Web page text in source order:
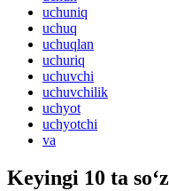
uchuniq
uchuq
uchuqlan
uchuriq
uchuvchi
uchuvchilik
uchyot
uchyotchi
va
Keyingi 10 ta so‘z